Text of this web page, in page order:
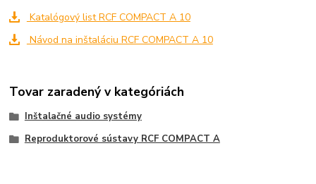
Katalógový list RCF COMPACT A 10
Návod na inštaláciu RCF COMPACT A 10
Tovar zaradený v kategóriách
Inštalačné audio systémy
Reproduktorové sústavy RCF COMPACT A